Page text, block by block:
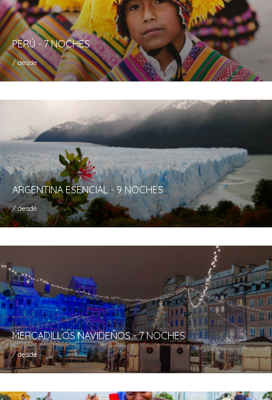
PERÚ - 7 NOCHES
/ desde
ARGENTINA ESENCIAL - 9 NOCHES
/ desde
MERCADILLOS NAVIDEÑOS - 7 NOCHES
/ desde